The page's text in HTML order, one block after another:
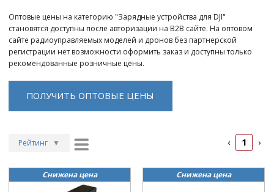
Войти в B2B
Стать партнером
Оптовые цены на категорию "Зарядные устройства для DJI"
становятся доступны после авторизации на B2B сайте. На оптовом
сайте радиоуправляемых моделей и дронов без партнерской
регистрации нет возможности оформить заказ и доступны только
рекомендованные розничные цены.
ПОЛУЧИТЬ ОПТОВЫЕ ЦЕНЫ
Рейтинг ▼
Дата ▲
‹ 1 ›
Снижена цена Снижена цена